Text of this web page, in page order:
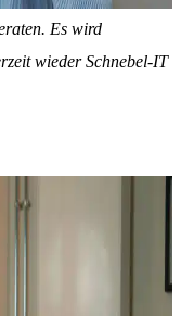
Es wird
wieder Schnebel-IT